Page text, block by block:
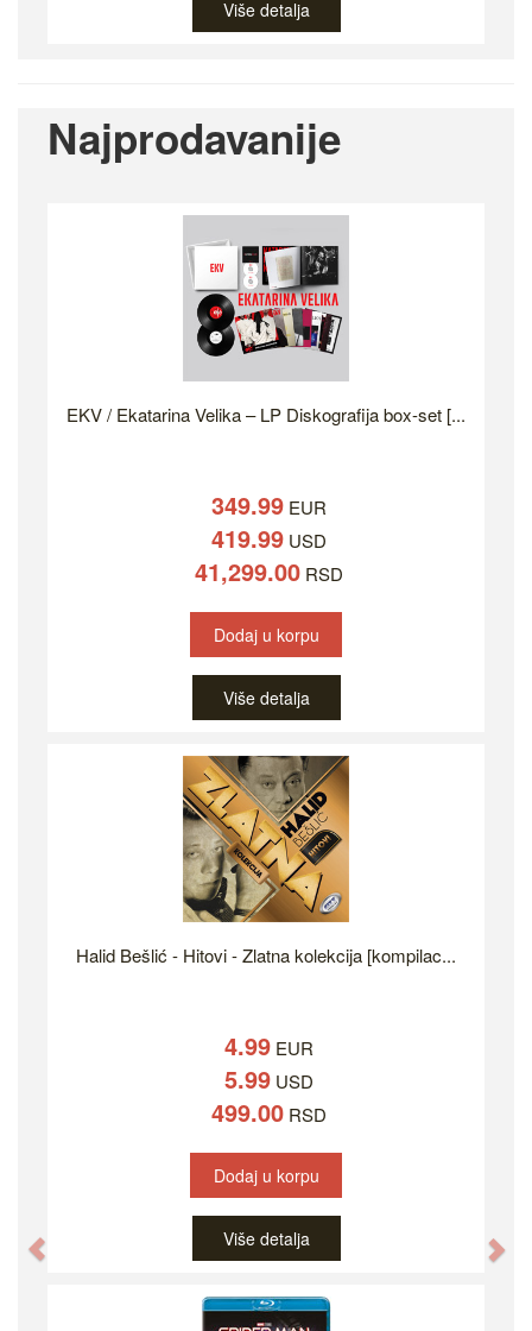
Više detalja
Najprodavanije
EKV / Ekatarina Velika – LP Diskografija box-set [...
349.99 EUR
419.99 USD
41,299.00 RSD
Dodaj u korpu
Više detalja
Halid Bešlić - Hitovi - Zlatna kolekcija [kompilac...
4.99 EUR
5.99 USD
499.00 RSD
Dodaj u korpu
Više detalja